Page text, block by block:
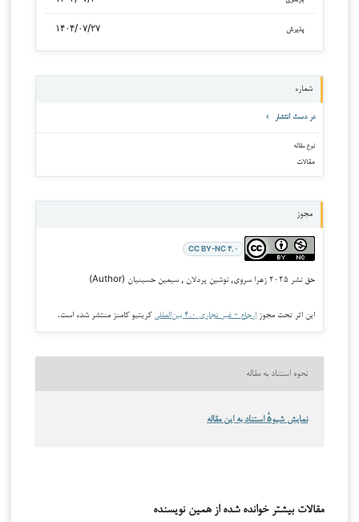
پذیرش ۱۴۰۴/۰۷/۲۷
شماره
در دست انتشار
نوع مقاله
مقالات
مجوز
CC BY-NC ۴.۰
حق نشر ۲۰۲۵ زهرا سروی, نوشین پردلان , سیمین حسینیان (Author)
این اثر تحت مجوز ارجاع - غیر تجاری ۴.۰ بین‌المللی کریتیو کامنز منتشر شده است.
نحوه استناد به مقاله
نمایش شیوهٔ استناد به این مقاله
مقالات بیشتر خوانده شده از همین نویسنده